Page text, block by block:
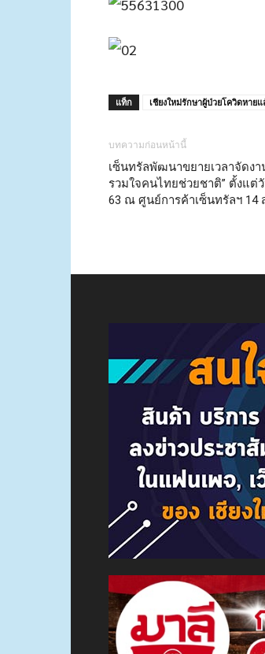
แท็ก เชียงใหม่รักษาผู้ป่วยโควิดหาย
บทความก่อนหน้านี้
เซ็นทรัลพัฒนาขยายเวลาจัดงา
รวมใจคนไทยช่วยชาติ” ตั้งแต่
63 ณ ศูนย์การค้าเซ็นทรัลฯ 14